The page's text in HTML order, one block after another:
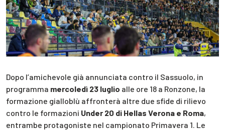
Dopo l’amichevole già annunciata contro il Sassuolo, in
programma mercoledì 23 luglio alle ore 18 a Ronzone, la
formazione gialloblù affronterà altre due sfide di rilievo
contro le formazioni Under 20 di Hellas Verona e Roma,
entrambe protagoniste nel campionato Primavera 1. Le